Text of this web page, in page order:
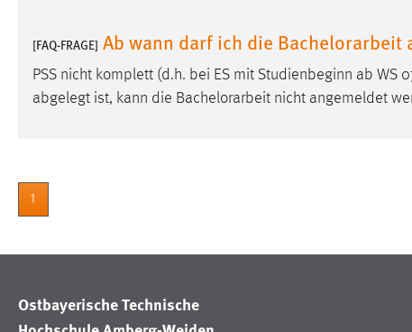
[FAQ-FRAGE] Ab wann darf ich die Bachelorarbeit
PSS nicht komplett (d.h. bei ES mit Studienbeginn ab WS
abgelegt ist, kann die Bachelorarbeit nicht angemeldet
1
Ostbayerische Technische